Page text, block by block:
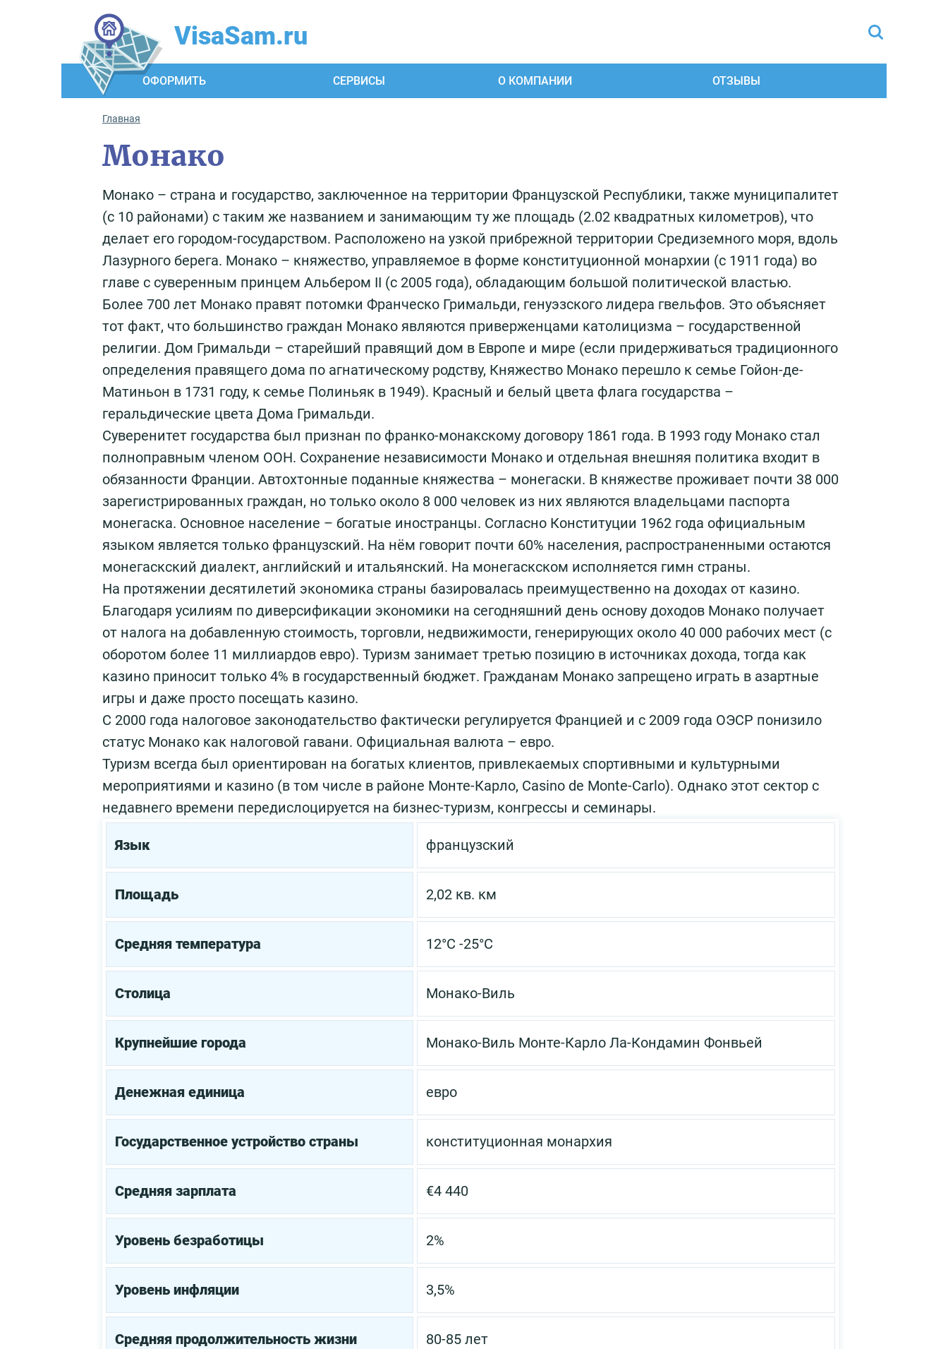
VisaSam.ru
ОФОРМИТЬ СЕРВИСЫ О КОМПАНИИ ОТЗЫВЫ
Главная
Монако
Монако – страна и государство, заключенное на территории Французской Республики, также муниципалитет
(с 10 районами) с таким же названием и занимающим ту же площадь (2.02 квадратных километров), что
делает его городом-государством. Расположено на узкой прибрежной территории Средиземного моря, вдоль
Лазурного берега. Монако – княжество, управляемое в форме конституционной монархии (с 1911 года) во
главе с суверенным принцем Альбером II (с 2005 года), обладающим большой политической властью.
Более 700 лет Монако правят потомки Франческо Гримальди, генуэзского лидера гвельфов. Это объясняет
тот факт, что большинство граждан Монако являются приверженцами католицизма – государственной
религии. Дом Гримальди – старейший правящий дом в Европе и мире (если придерживаться традиционного
определения правящего дома по агнатическому родству, Княжество Монако перешло к семье Гойон-де-
Матиньон в 1731 году, к семье Полиньяк в 1949). Красный и белый цвета флага государства –
геральдические цвета Дома Гримальди.
Суверенитет государства был признан по франко-монакскому договору 1861 года. В 1993 году Монако стал
полноправным членом ООН. Сохранение независимости Монако и отдельная внешняя политика входит в
обязанности Франции. Автохтонные поданные княжества – монегаски. В княжестве проживает почти 38 000
зарегистрированных граждан, но только около 8 000 человек из них являются владельцами паспорта
монегаска. Основное население – богатые иностранцы. Согласно Конституции 1962 года официальным
языком является только французский. На нём говорит почти 60% населения, распространенными остаются
монегаскский диалект, английский и итальянский. На монегаскском исполняется гимн страны.
На протяжении десятилетий экономика страны базировалась преимущественно на доходах от казино.
Благодаря усилиям по диверсификации экономики на сегодняшний день основу доходов Монако получает
от налога на добавленную стоимость, торговли, недвижимости, генерирующих около 40 000 рабочих мест (с
оборотом более 11 миллиардов евро). Туризм занимает третью позицию в источниках дохода, тогда как
казино приносит только 4% в государственный бюджет. Гражданам Монако запрещено играть в азартные
игры и даже просто посещать казино.
С 2000 года налоговое законодательство фактически регулируется Францией и с 2009 года ОЭСР понизило
статус Монако как налоговой гавани. Официальная валюта – евро.
Туризм всегда был ориентирован на богатых клиентов, привлекаемых спортивными и культурными
мероприятиями и казино (в том числе в районе Монте-Карло, Casino de Monte-Carlo). Однако этот сектор с
недавнего времени передислоцируется на бизнес-туризм, конгрессы и семинары.
Язык французский
Площадь 2,02 кв. км
Средняя температура 12°C -25°C
Столица Монако-Виль
Крупнейшие города Монако-Виль Монте-Карло Ла-Кондамин Фонвьей
Денежная единица евро
Государственное устройство страны конституционная монархия
Средняя зарплата €4 440
Уровень безработицы 2%
Уровень инфляции 3,5%
Средняя продолжительность жизни 80-85 лет